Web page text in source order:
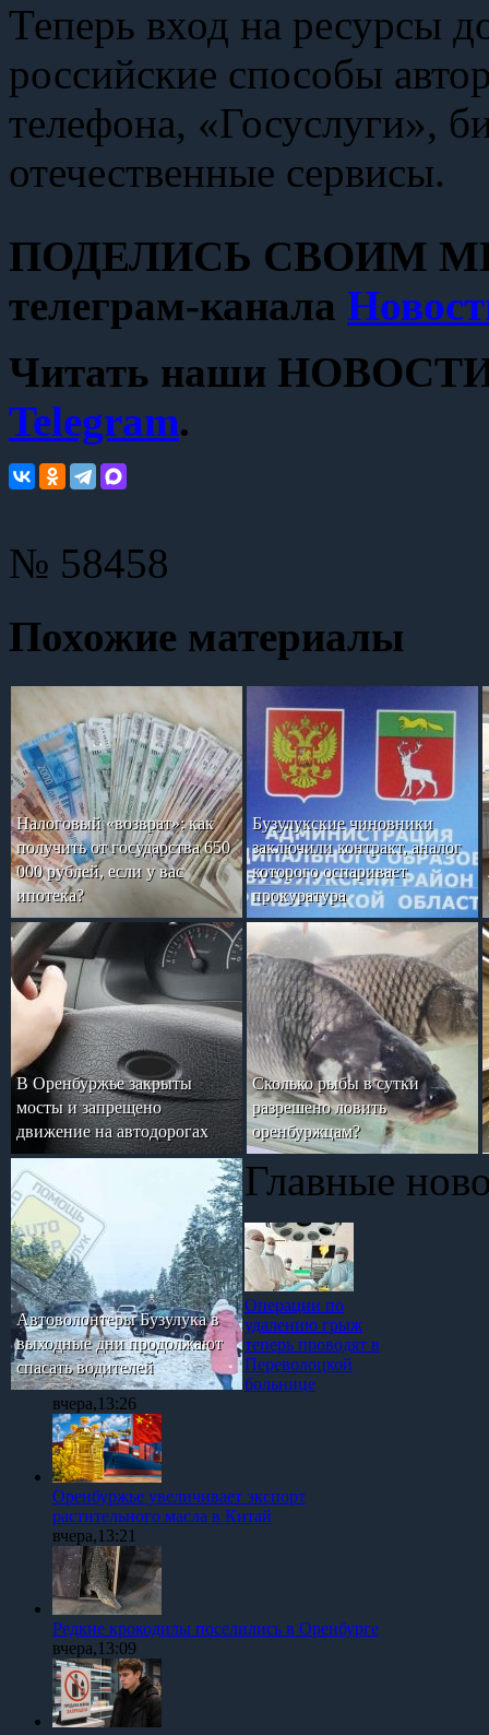
Теперь вход на ресурсы
российские способы
телефона, «Госуслуги»,
отечественные сервисы.
ПОДЕЛИСЬ СВОИМ
телеграм-канала
Читать наши НОВОСТИ
Telegram.
№ 58458
Похожие материалы
Налоговый «возврат»: как
получить от государства 650
000 рублей, если у вас
ипотека?
Бузулукские чиновники
заключили контракт, аналог
которого оспаривает
прокуратура
В Оренбуржье закрыты
мосты и запрещено
движение на автодорогах
Сколько рыбы в сутки
разрешено ловить
оренбуржцам?
Автоволонтеры Бузулука в
выходные дни продолжают
спасать водителей
Главные
Операции по
удалению грыж
теперь проводят в
Переволоцкой
больнице
вчера,13:26
Оренбуржье увеличивает экспорт
растительного масла в Китай
вчера,13:21
Редкие крокодилы поселились в Оренбурге
вчера,13:09